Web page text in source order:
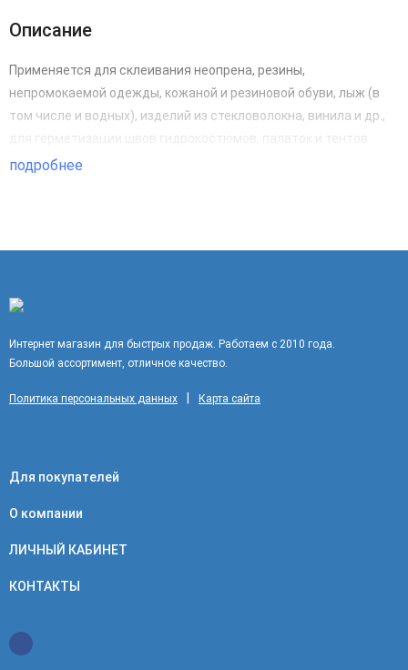
Описание
Применяется для склеивания неопрена, резины,
непромокаемой одежды, кожаной и резиновой обуви, лыж (в
том числе и водных), изделий из стекловолокна, винила и др.,
для герметизации швов гидрокостюмов, палаток и тентов
подробнее
Интернет магазин для быстрых продаж. Работаем с 2010 года.
Большой ассортимент, отличное качество.
Политика персональных данных Карта сайта
Для покупателей
О компании
ЛИЧНЫЙ КАБИНЕТ
КОНТАКТЫ